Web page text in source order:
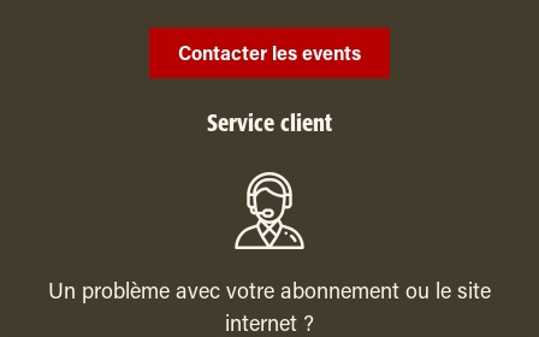
Contacter les events
Service client
Un problème avec votre abonnement ou le site
internet ?